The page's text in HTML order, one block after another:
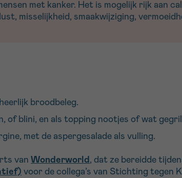
met kanker. Het is mogelijk rijk aan
misselijkheid, smaakwijziging,
broodbeleg.
of blini, en als topping nootjes of wat
met de aspergesalade als vulling.
van Wonderworld , dat ze bereidde
voor de collega’s van Stichting tegen